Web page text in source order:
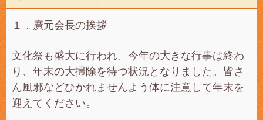
１．廣元会長の挨拶
文化祭も盛大に行われ、今年の大きな行事は終わ
り、年末の大掃除を待つ状況となりました。皆さ
ん風邪などひかれませんよう体に注意して年末を
迎えてください。